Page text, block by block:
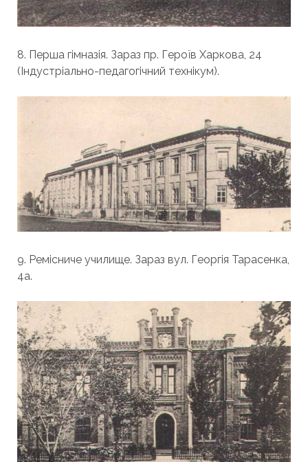
8. Перша гімназія. Зараз пр. Героїв Харкова, 24
(Індустріально-педагогічний технікум).
9. Ремісниче училище. Зараз вул. Георгія Тарасенка,
4а.